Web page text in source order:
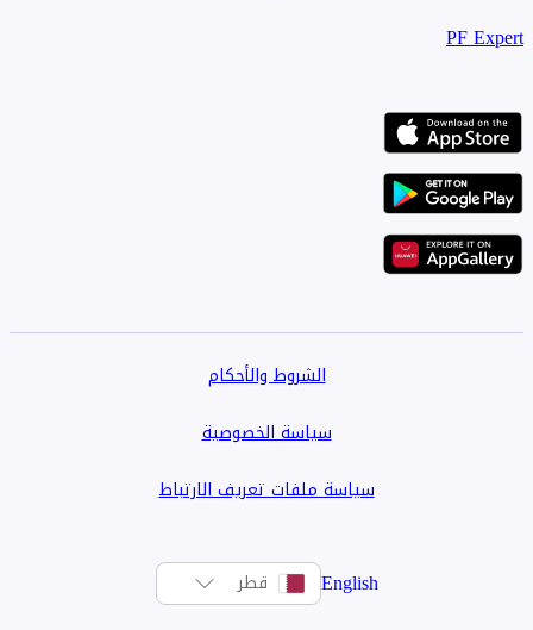
PF Expert
الشروط والأحكام
سياسة الخصوصية
سياسة ملفات تعريف الارتباط
English قطر